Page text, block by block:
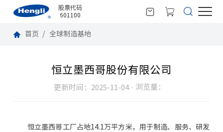
股票代码
601100
首页 全球制造基地
恒立墨西哥股份有限公司
更新时间：2025-11-04 · 浏览量：
恒立墨西哥工厂占地14.1万平方米，用于制造、服务、研发